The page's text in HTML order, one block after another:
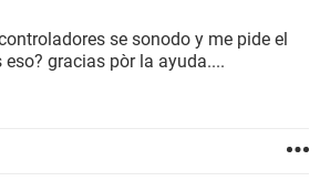
se sonodo y me pide el
gracias pòr la ayuda....